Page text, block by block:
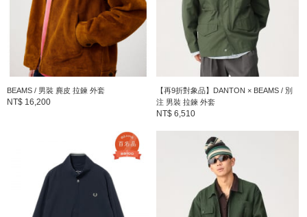
BEAMS / 男裝 麂皮 拉鍊 外套
NT$ 16,200
【再9折對象品】DANTON × BEAMS / 別
注 男裝 拉鍊 外套
NT$ 6,510